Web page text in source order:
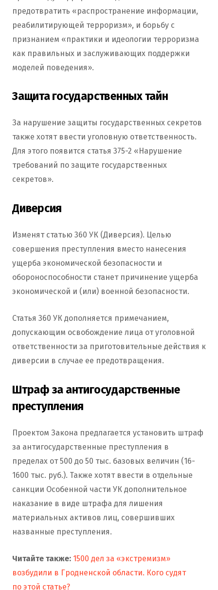
предотвратить «распространение информации,
реабилитирующей терроризм», и борьбу с
признанием «практики и идеологии терроризма
как правильных и заслуживающих поддержки
моделей поведения».
Защита государственных тайн
За нарушение защиты государственных секретов
также хотят ввести уголовную ответственность.
Для этого появится статья 375-2 «Нарушение
требований по защите государственных
секретов».
Диверсия
Изменят статью 360 УК (Диверсия). Целью
совершения преступления вместо нанесения
ущерба экономической безопасности и
обороноспособности станет причинение ущерба
экономической и (или) военной безопасности.
Статья 360 УК дополняется примечанием,
допускающим освобождение лица от уголовной
ответственности за приготовительные действия к
диверсии в случае ее предотвращения.
Штраф за антигосударственные
преступления
Проектом Закона предлагается установить штраф
за антигосударственные преступления в
пределах от 500 до 50 тыс. базовых величин (16-
1600 тыс. руб.). Также хотят ввести в отдельные
санкции Особенной части УК дополнительное
наказание в виде штрафа для лишения
материальных активов лиц, совершивших
названные преступления.
Читайте также: 1500 дел за «экстремизм»
возбудили в Гродненской области. Кого судят
по этой статье?